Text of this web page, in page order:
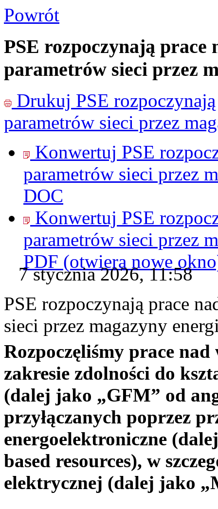
Powrót
PSE rozpoczynają prace
parametrów sieci przez
Drukuj PSE
parametrów sieci przez
Konwertuj PSE
parametrów sieci przez
DOC
Konwertuj PSE
parametrów sieci przez
PDF (otwiera nowe
7 stycznia 2026, 11:58
PSE rozpoczynają prace
sieci przez magazyny
Rozpoczęliśmy prace
zakresie zdolności do
(dalej jako „GFM” od
przyłączanych poprzez
energoelektroniczne
based resources), w
elektrycznej (dalej jako